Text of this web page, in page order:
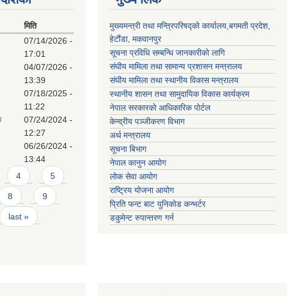
मिति
07/14/2026 -
17:01
04/07/2026 -
13:39
07/18/2025 -
11:22
07/24/2024 -
12:27
06/26/2024 -
13:44
4 5
8 9
last »
मुख्यमन्त्री तथा मन्त्रिपरिषद्को कार्यालय,बगमती प्रदेश,
हेटौंडा, मकवानपुर
सूचना प्रविधि सम्बन्धि जानकारीको लागि
संघीय मामिला तथा सामान्य प्रशासन मन्त्रालय
संघीय मामिला तथा स्थानीय विकास मन्त्रालय
स्थानीय शासन तथा सामुदायिक विकास कार्यक्रम
नेपाल सरकारको आधिकारिक पोर्टल
केन्द्रीय पञ्जीकरण विभाग
अर्थ मन्त्रालय
सूचना बिभाग
नेपाल कानुन आयोग
लोक सेवा आयोग
राष्ट्रिय योजना आयोग
प्रिति फन्ट बाट युनिकोड कन्भर्टर
डकुमेन्ट रुपान्तरण गर्न